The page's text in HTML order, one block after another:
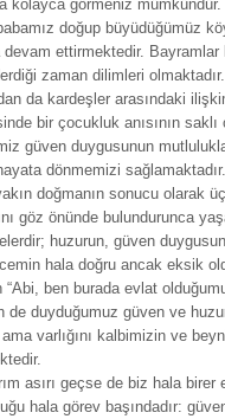
kolayca görmeniz mümkündür.
doğup büyüdüğümüz
ettirmektedir.
zaman dilimleri
da kardeşler arasındaki
bir çocukluk anısının
güven duygusunun
dönmemizi sağlamaktadır.
doğmanın sonucu olarak
göz önünde bulundurunca
huzurun, güven
hala doğru ancak eksik
“Abi, ben burada evlat
de duyduğumuz güven ve
varlığını kalbimizin ve
asırı geçse de biz hala
hala görev başındadır: